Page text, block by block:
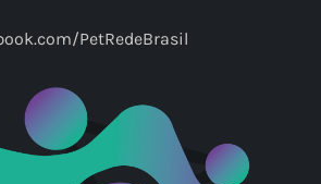
PetRedeBrasil